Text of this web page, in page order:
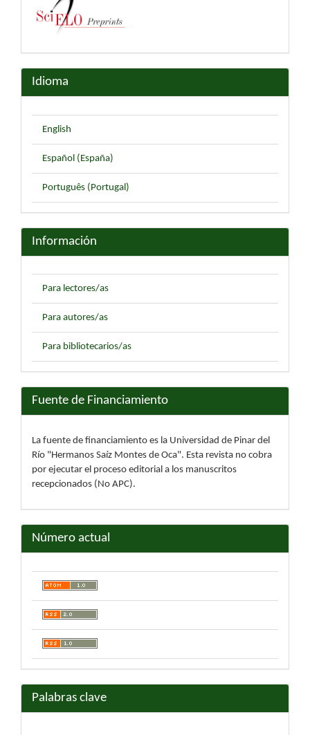
Idioma
English
Español (España)
Português (Portugal)
Información
Para lectores/as
Para autores/as
Para bibliotecarios/as
Fuente de Financiamiento
La fuente de financiamiento es la Universidad de Pinar del
Río "Hermanos Saíz Montes de Oca". Esta revista no cobra
por ejecutar el proceso editorial a los manuscritos
recepcionados (No APC).
Número actual
Palabras clave